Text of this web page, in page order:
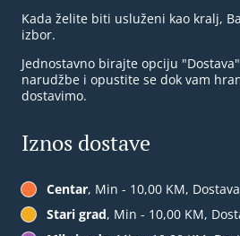
Kada želite biti usluženi kao kralj,
izbor.
Jednostavno birajte opciju
narudžbe i opustite se dok vam
dostavimo.
Iznos dostave
Centar, Min - 10,00 KM,
Stari grad, Min - 10,00 KM,